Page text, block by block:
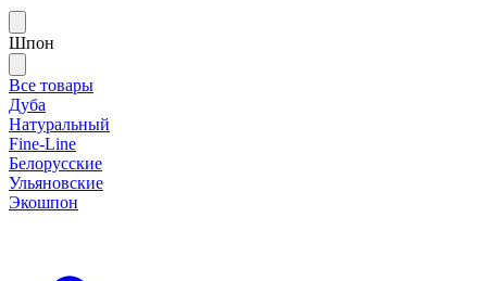
Шпон
Все товары
Дуба
Натуральный
Fine-Line
Белорусские
Ульяновские
Экошпон